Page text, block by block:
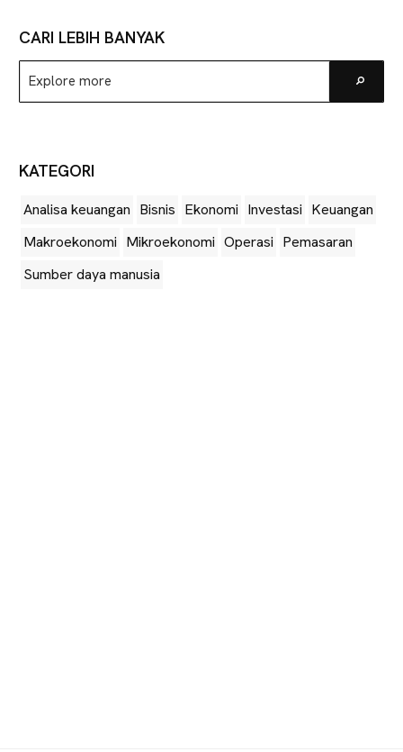
CARI LEBIH BANYAK
Explore
more
KATEGORI
Analisa keuangan Bisnis Ekonomi Investasi Keuangan
Makroekonomi Mikroekonomi Operasi Pemasaran
Sumber daya manusia